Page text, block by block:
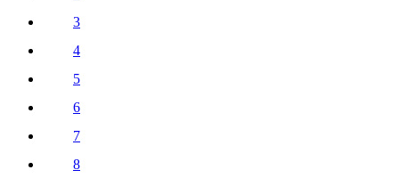
3
4
5
6
7
8